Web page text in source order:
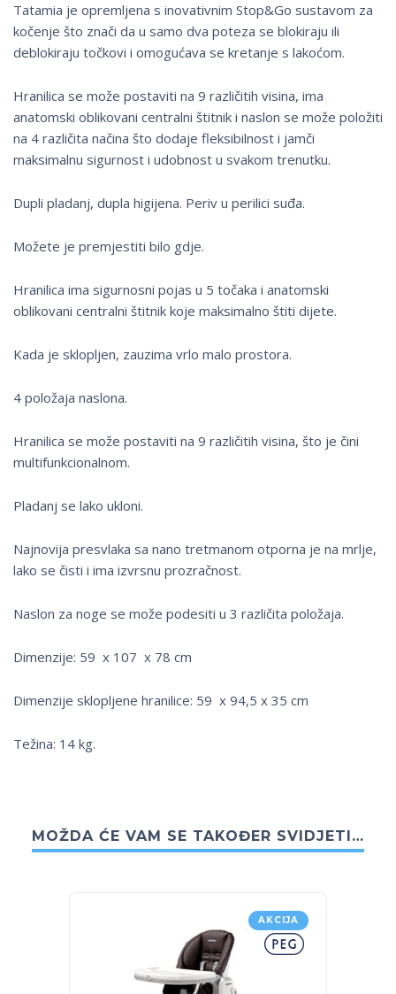
Tatamia je opremljena s inovativnim Stop&Go sustavom za
kočenje što znači da u samo dva poteza se blokiraju ili
deblokiraju točkovi i omogućava se kretanje s lakoćom.
Hranilica se može postaviti na 9 različitih visina, ima
anatomski oblikovani centralni štitnik i naslon se može položiti
na 4 različita načina što dodaje fleksibilnost i jamči
maksimalnu sigurnost i udobnost u svakom trenutku.
Dupli pladanj, dupla higijena. Periv u perilici suđa.
Možete je premjestiti bilo gdje.
Hranilica ima sigurnosni pojas u 5 točaka i anatomski
oblikovani centralni štitnik koje maksimalno štiti dijete.
Kada je sklopljen, zauzima vrlo malo prostora.
4 položaja naslona.
Hranilica se može postaviti na 9 različitih visina, što je čini
multifunkcionalnom.
Pladanj se lako ukloni.
Najnovija presvlaka sa nano tretmanom otporna je na mrlje,
lako se čisti i ima izvrsnu prozračnost.
Naslon za noge se može podesiti u 3 različita položaja.
Dimenzije: 59 x 107 x 78 cm
Dimenzije sklopljene hranilice: 59 x 94,5 x 35 cm
Težina: 14 kg.
MOŽDA ĆE VAM SE TAKOĐER SVIDJETI…
AKCIJA